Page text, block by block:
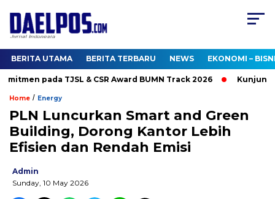
BERITA UTAMA BERITA TERBARU NEWS EKONOMI –
pada TJSL & CSR Award BUMN Track 2026 Kunjungi
Home / Energy
PLN Luncurkan Smart and Green
Building, Dorong Kantor Lebih
Efisien dan Rendah Emisi
Admin
Sunday, 10 May 2026